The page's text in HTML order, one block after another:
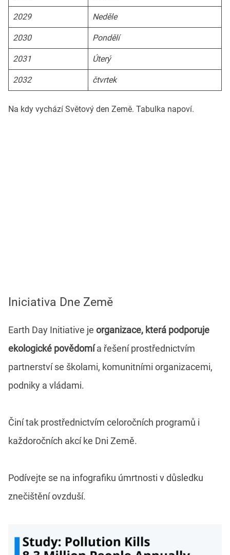
2029 Neděle
2030 Pondělí
2031 Úterý
2032 čtvrtek
Na kdy vychází Světový den Země. Tabulka napoví.
Iniciativa Dne Země
Earth Day Initiative je organizace, která podporuje
ekologické povědomía řešení prostřednictvím
partnerství se školami, komunitními organizacemi,
podniky a vládami.
Činí tak prostřednictvím celoročních programů i
každoročních akcí ke Dni Země.
Podívejte se na infografiku úmrtnosti v důsledku
znečištění ovzduší.